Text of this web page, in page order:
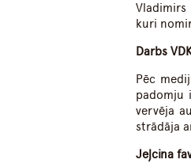
kuri
Darbs
Pēc
padomju
vervēja
strādāja
Jeļcina